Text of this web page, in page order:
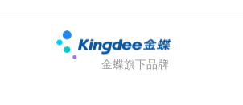
金蝶旗下品牌